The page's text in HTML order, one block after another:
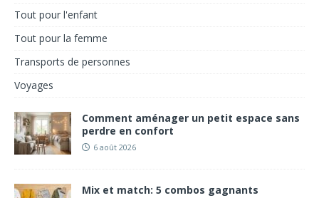
Tout pour l'enfant
Tout pour la femme
Transports de personnes
Voyages
Comment aménager un petit espace sans
perdre en confort
6 août 2026
Mix et match: 5 combos gagnants